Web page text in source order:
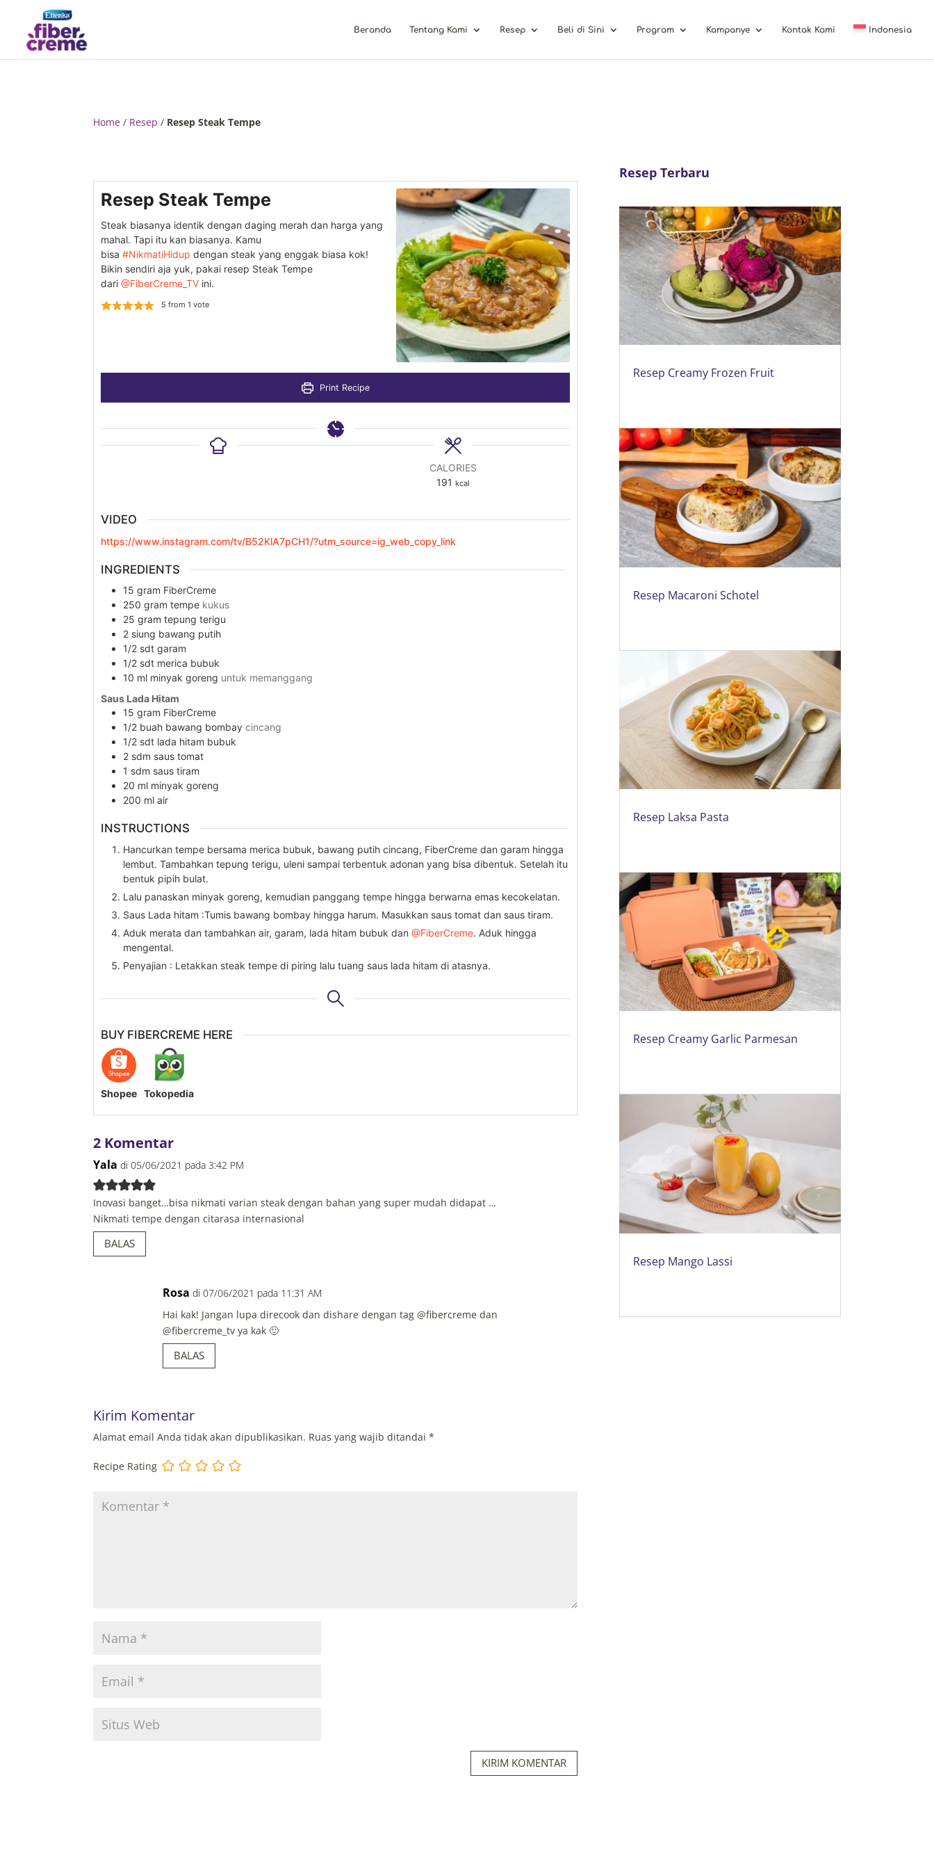
Beranda Tentang Kami Resep Beli di Sini Program Kampanye Kontak Kami Indonesia
Home / Resep / Resep Steak Tempe
Resep Steak Tempe
Steak biasanya identik dengan daging merah dan harga yang
mahal. Tapi itu kan biasanya. Kamu
bisa#NikmatiHidup dengan steak yang enggak biasa kok!
Bikin sendiri aja yuk, pakai resep Steak Tempe
dari@FiberCreme_TV ini.
5 from 1 vote
Print Recipe
CALORIES
191 kcal
VIDEO
https://www.instagram.com/tv/B52KlA7pCH1/?utm_source=ig_web_copy_link
INGREDIENTS
15 gram FiberCreme
250 gram tempe kukus
25 gram tepung terigu
2 siung bawang putih
1/2 sdt garam
1/2 sdt merica bubuk
10 ml minyak goreng untuk memanggang
Saus Lada Hitam
15 gram FiberCreme
1/2 buah bawang bombaycincang
1/2 sdt lada hitam bubuk
2 sdm saus tomat
1 sdm saus tiram
20 ml minyak goreng
200 ml air
INSTRUCTIONS
Hancurkan tempe bersama merica bubuk, bawang putih cincang, FiberCreme dan garam hingga
lembut. Tambahkan tepung terigu, uleni sampai terbentuk adonan yang bisa dibentuk. Setelah itu
bentuk pipih bulat.
Lalu panaskan minyak goreng, kemudian panggang tempe hingga berwarna emas kecokelatan.
Saus Lada hitam :Tumis bawang bombay hingga harum. Masukkan saus tomat dan saus tiram.
Aduk merata dan tambahkan air, garam, lada hitam bubuk dan@FiberCreme. Aduk hingga
mengental.
Penyajian : Letakkan steak tempe di piring lalu tuang saus lada hitam di atasnya.
BUY FIBERCREME HERE
Shopee Tokopedia
2 Komentar
Yala di 05/06/2021 pada 3:42 PM
Inovasi banget…bisa nikmati varian steak dengan bahan yang super mudah didapat …
Nikmati tempe dengan citarasa internasional
BALAS
Rosa di 07/06/2021 pada 11:31 AM
Hai kak! Jangan lupa direcook dan dishare dengan tag @fibercreme dan
@fibercreme_tv ya kak 🙂
BALAS
Kirim Komentar
Alamat email Anda tidak akan dipublikasikan. Ruas yang wajib ditandai*
Recipe Rating
KIRIM KOMENTAR
Resep Terbaru
Resep Creamy Frozen Fruit
Resep Macaroni Schotel
Resep Laksa Pasta
Resep Creamy Garlic Parmesan
Resep Mango Lassi